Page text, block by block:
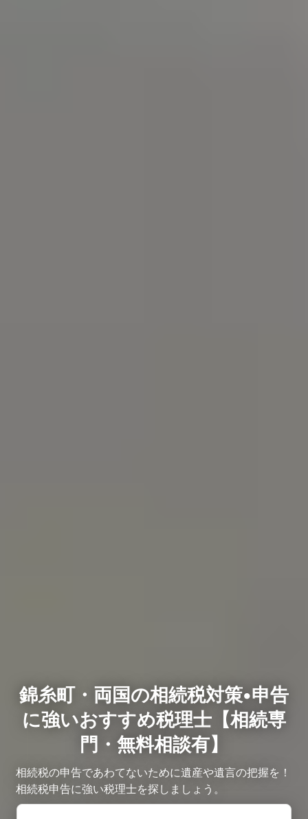
錦糸町・両国の相続税対策•申告
に強いおすすめ税理士【相続専
門・無料相談有】
相続税の申告であわてないために遺産や遺言の把握を！
相続税申告に強い税理士を探しましょう。